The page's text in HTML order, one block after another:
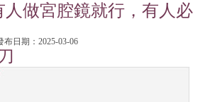
做宮腔鏡就行，有人必
日期：2025-03-06